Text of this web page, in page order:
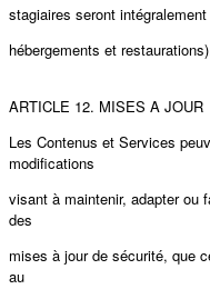
stagiaires seront
hébergements et
ARTICLE 12. MISES A JOUR
Les Contenus et Services
modifications
visant à maintenir, adapter ou
des
mises à jour de sécurité, que
au